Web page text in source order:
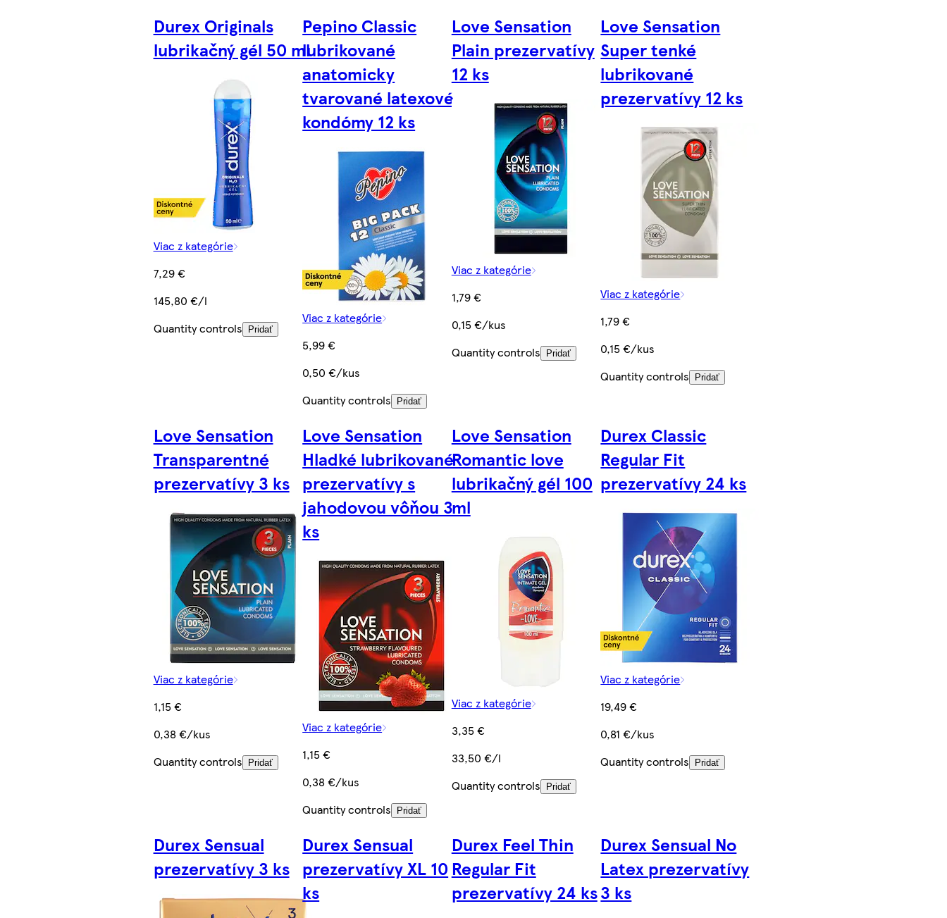
Durex Originals
lubrikačný gél 50 ml
Viac z kategórie
7,29 €
145,80 €/l
Quantity controls
Pridať
Pepino Classic
lubrikované
anatomicky
tvarované latexové
kondómy 12 ks
Viac z kategórie
5,99 €
0,50 €/kus
Quantity controls
Pridať
Love Sensation
Plain prezervatívy
12 ks
Viac z kategórie
1,79 €
0,15 €/kus
Quantity controls
Pridať
Love Sensation
Super tenké
lubrikované
prezervatívy 12 ks
Viac z kategórie
1,79 €
0,15 €/kus
Quantity controls
Pridať
Love Sensation
Transparentné
prezervatívy 3 ks
Viac z kategórie
1,15 €
0,38 €/kus
Quantity controls
Pridať
Love Sensation
Hladké lubrikované
prezervatívy s
jahodovou vôňou 3
ks
Viac z kategórie
1,15 €
0,38 €/kus
Quantity controls Pridať
Love Sensation
Romantic love
lubrikačný gél 100
ml
Viac z kategórie
3,35 €
33,50 €/l
Quantity controls
Pridať
Durex Classic
Regular Fit
prezervatívy 24 ks
Viac z kategórie
19,49 €
0,81 €/kus
Quantity controls Pridať
Durex Sensual
prezervatívy 3 ks
Durex Sensual
prezervatívy XL 10
ks
Durex Feel Thin
Regular Fit
prezervatívy 24 ks
Durex Sensual No
Latex prezervatívy
3 ks